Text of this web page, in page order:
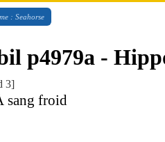
: Seahorse
p4979a -
3]
sang froid